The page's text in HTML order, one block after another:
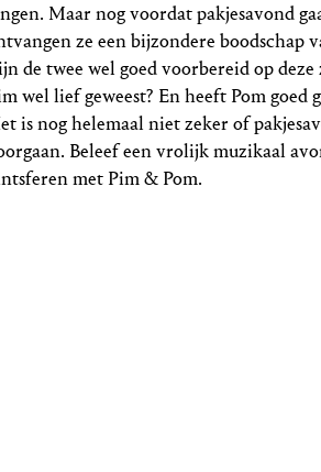
Maar nog voordat pakjesavond
ze een bijzondere boodschap
de twee wel goed voorbereid op deze
wel lief geweest? En heeft Pom goed
is nog helemaal niet zeker of
Beleef een vrolijk muzikaal
met Pim & Pom.